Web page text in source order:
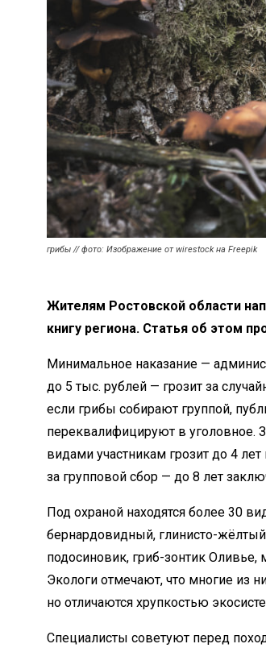
грибы // фото: Изображение от wirestock на Freepik
Жителям Ростовской области
книгу региона. Статья об этом
Минимальное наказание —
до 5 тыс. рублей — грозит за
если грибы собирают группой,
переквалифицируют в уголовное.
видами участникам грозит до 4
за групповой сбор — до 8 лет
Под охраной находятся более 30
бернардовидный, глинисто-
подосиновик, гриб-зонтик Оливье,
Экологи отмечают, что многие из
но отличаются хрупкостью
Специалисты советуют перед